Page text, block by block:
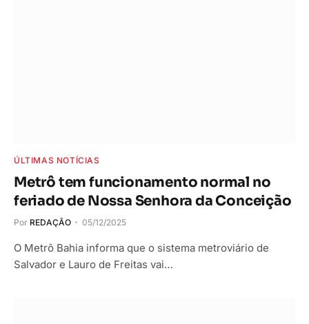
ÚLTIMAS NOTÍCIAS
Metrô tem funcionamento normal no
feriado de Nossa Senhora da Conceição
Por REDAÇÃO 05/12/2025
O Metrô Bahia informa que o sistema metroviário de
Salvador e Lauro de Freitas vai…